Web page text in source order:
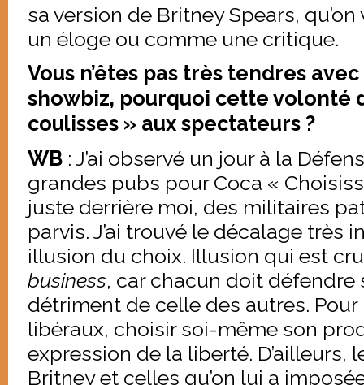
sa version de Britney Spears,
un éloge ou comme une critique.
Vous n’êtes pas très tendres
showbiz, pourquoi cette volonté
coulisses » aux spectateurs ?
WB : J’ai observé un jour à la
grandes pubs pour Coca «
juste derrière moi, des militaires
parvis. J’ai trouvé le décalage très
illusion du choix. Illusion qui est
business, car chacun doit défendre
détriment de celle des autres.
libéraux, choisir soi-même son
expression de la liberté. D’ailleurs,
Britney et celles qu’on lui a